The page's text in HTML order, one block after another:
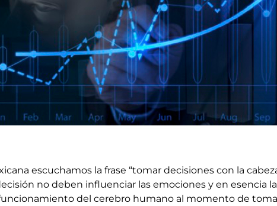
escuchamos la frase “tomar decisiones con la
no deben influenciar las emociones y en esencia
del cerebro humano al momento de